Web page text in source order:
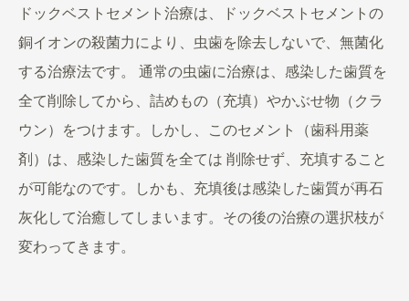
ドックベストセメント治療は、ドックベストセメントの
銅イオンの殺菌力により、虫歯を除去しないで、無菌化
する治療法です。 通常の虫歯に治療は、感染した歯質を
全て削除してから、詰めもの（充填）やかぶせ物（クラ
ウン）をつけます。しかし、このセメント（歯科用薬
剤）は、感染した歯質を全ては 削除せず、充填すること
が可能なのです。しかも、充填後は感染した歯質が再石
灰化して治癒してしまいます。その後の治療の選択枝が
変わってきます。